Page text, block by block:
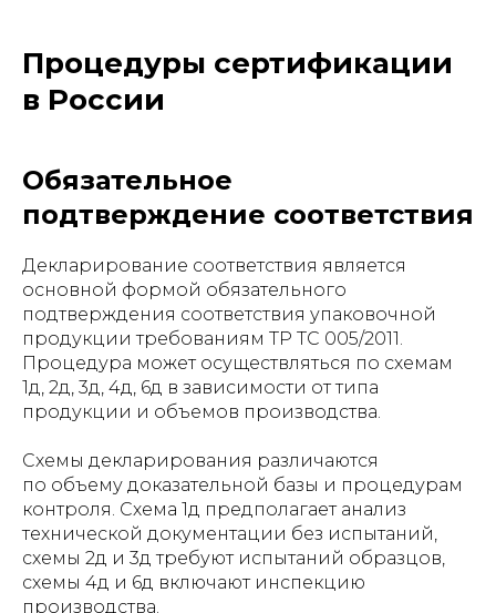
Процедуры сертификации
в России
Обязательное
подтверждение соответствия
Декларирование соответствия является
основной формой обязательного
подтверждения соответствия упаковочной
продукции требованиям ТР ТС 005/2011.
Процедура может осуществляться по схемам
1д, 2д, 3д, 4д, 6д в зависимости от типа
продукции и объемов производства.
Схемы декларирования различаются
по объему доказательной базы и процедурам
контроля. Схема 1д предполагает анализ
технической документации без испытаний,
схемы 2д и 3д требуют испытаний образцов,
схемы 4д и 6д включают инспекцию
производства.